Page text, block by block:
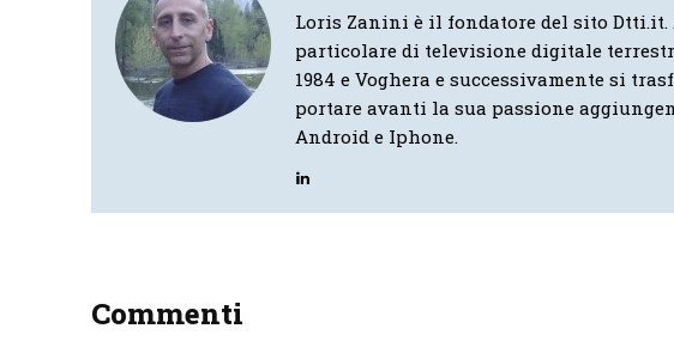
Loris Zanini è il fondatore del sito
particolare di televisione digitale
1984 e Voghera e successivamente si
portare avanti la sua passione
Android e Iphone.
Commenti